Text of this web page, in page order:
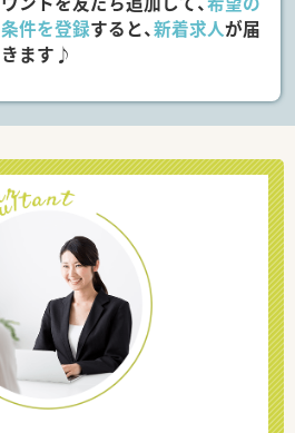
条件を登録すると、新着求人が届
きます♪